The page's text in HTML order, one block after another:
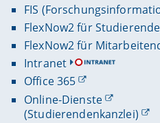
FIS
FlexNow2 für Studierende
FlexNow2 für
Intranet
Office 365
Online-Dienste
(Studierendenkanzlei)